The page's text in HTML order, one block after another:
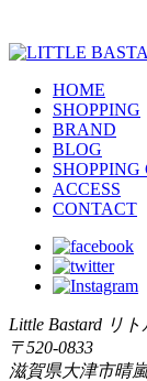
HOME
SHOPPING
BRAND
BLOG
SHOPPING
ACCESS
CONTACT
Little Bastard リ
〒520-0833
滋賀県大津市晴